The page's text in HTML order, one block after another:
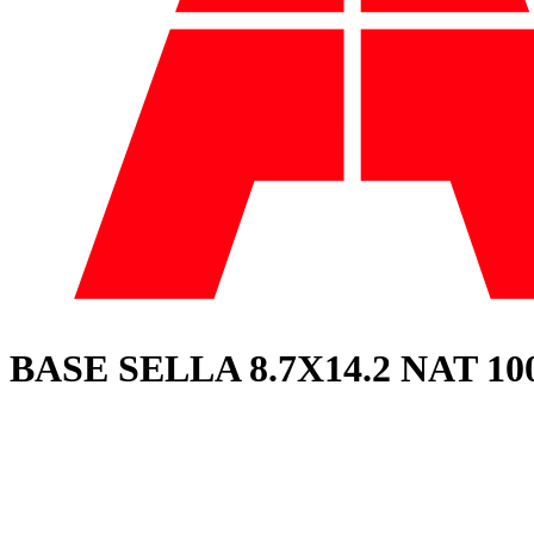
BASE SELLA 8.7X14.2 NAT